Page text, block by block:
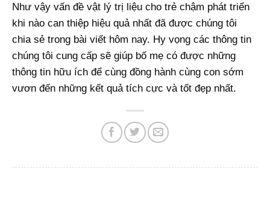
Như vậy vấn đề vật lý trị liệu cho trẻ chậm phát triển
khi nào can thiệp hiệu quả nhất đã được chúng tôi
chia sẻ trong bài viết hôm nay. Hy vọng các thông tin
chúng tôi cung cấp sẽ giúp bố mẹ có được những
thông tin hữu ích để cùng đồng hành cùng con sớm
vươn đến những kết quả tích cực và tốt đẹp nhất.